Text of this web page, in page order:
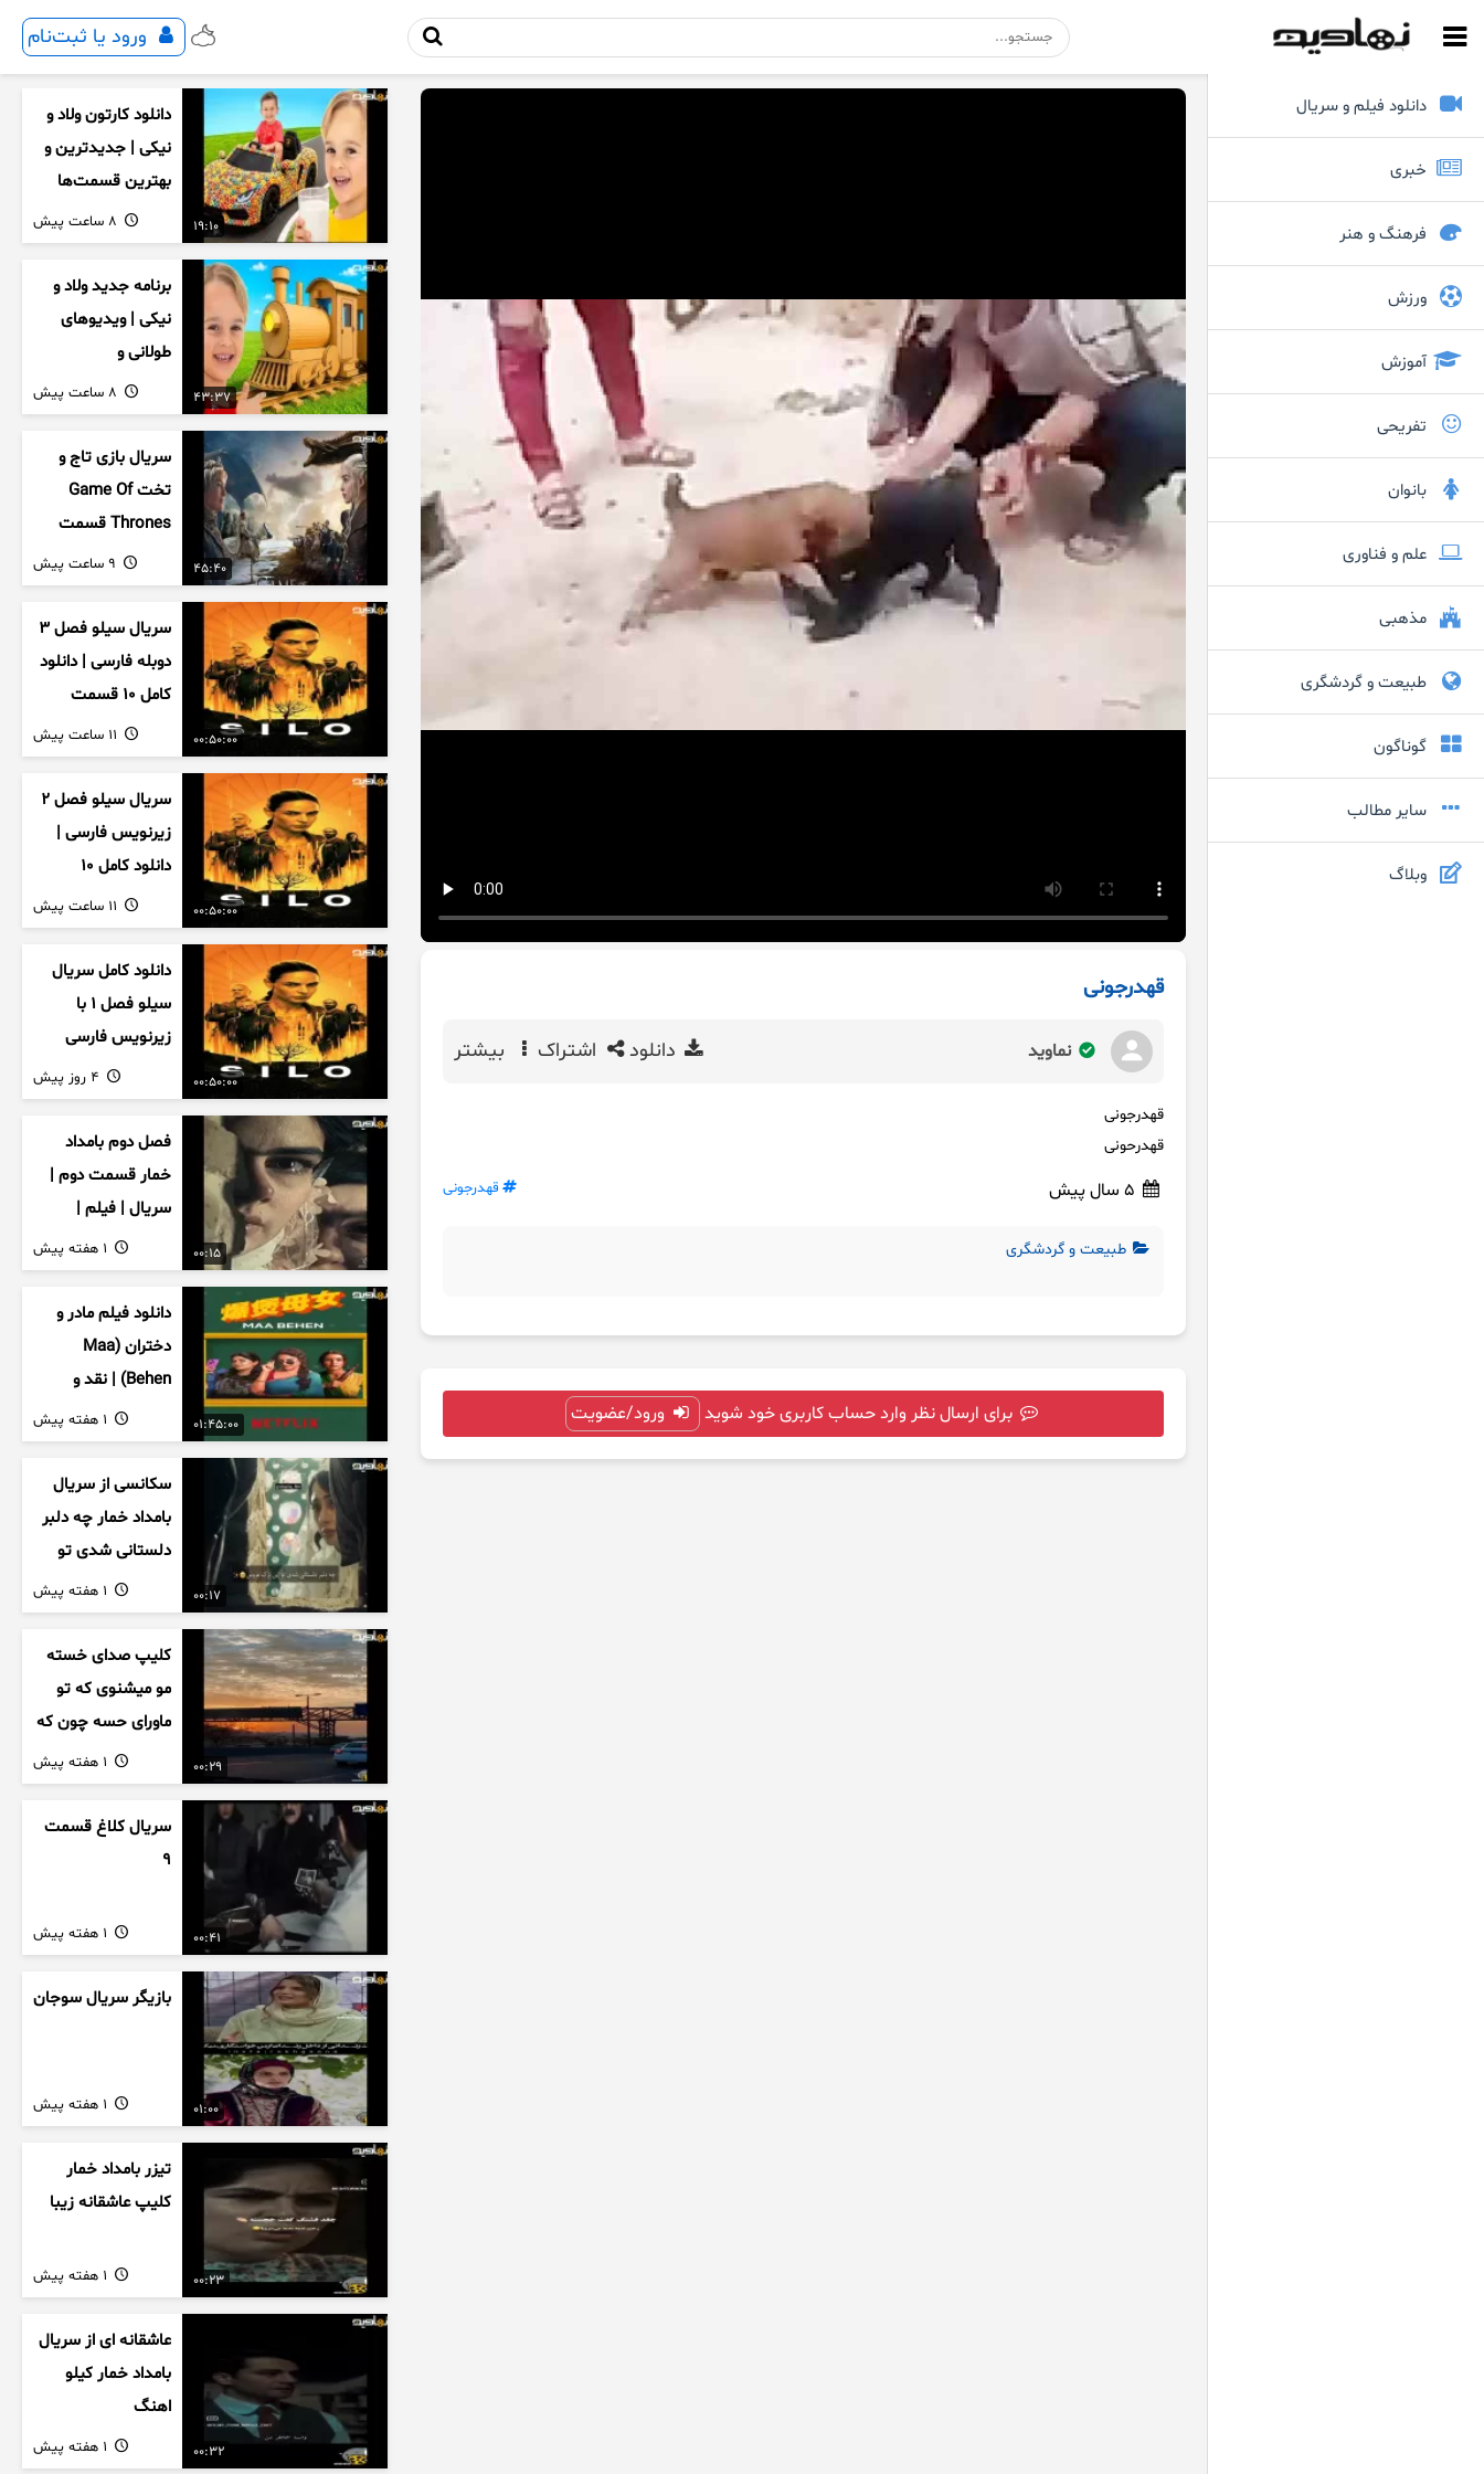
ورود یا ثبت‌نام
دانلود فیلم و سریال
خبری
فرهنگ و هنر
ورزش
آموزش
تفریحی
بانوان
علم و فناوری
مذهبی
طبیعت و گردشگری
گوناگون
سایر مطالب
وبلاگ
قهدرجونی
نماوید دانلود اشتراک بیشتر
قهدرجونی
قهدرحونی
قهدرجونی
طبیعت و گردشگری
برای ارسال نظر وارد حساب کاربری خود شوید ورود/عضویت
19:10
دانلود کارتون ولاد و
نیکی | جدیدترین و
بهترین قسمت‌ها
43:37
برنامه جدید ولاد و
نیکی | ویدیوهای
طولانی و
سرگرم‌کننده کودکان
45:40
سریال بازی تاج و
تخت Game Of
Thrones قسمت
دوم فصل اول
زیرنویس فارسی
00:50:00
سریال سیلو فصل ۳
دوبله فارسی | دانلود
کامل ۱۰ قسمت
00:50:00
سریال سیلو فصل ۲
زیرنویس فارسی |
دانلود کامل ۱۰
قسمت
00:50:00
دانلود کامل سریال
سیلو فصل ۱ با
زیرنویس فارسی
00:15
فصل دوم بامداد
خمار قسمت دوم |
سریال | فیلم |
نمایش خانگی |
محبوبه | سینمایی
01:45:00
دانلود فیلم مادر و
دختران (Maa
Behen) | نقد و
بررسی درام خانوادگی
هندی
00:17
سکانسی از سریال
بامداد خمار چه دلبر
دلستانی شدی تو
این بزک عروس..
00:29
کلیپ صدای خسته
مو میشنوی که تو
ماورای حسه چون که
داریم می رسیم به
اخرای قصه
00:41
سریال کلاغ قسمت
9
01:00
بازیگر سریال سوجان
00:23
تیزر بامداد خمار
کلیپ عاشقانه زیبا
00:32
عاشقانه ای از سریال
بامداد خمار کیلو
اهنگ